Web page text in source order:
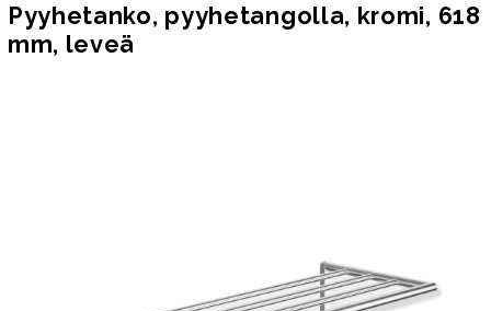
Pyyhetanko, pyyhetangolla, kromi, 618
mm, leveä